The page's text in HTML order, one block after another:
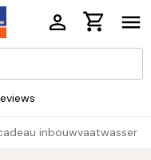
inbouwvaatwasser